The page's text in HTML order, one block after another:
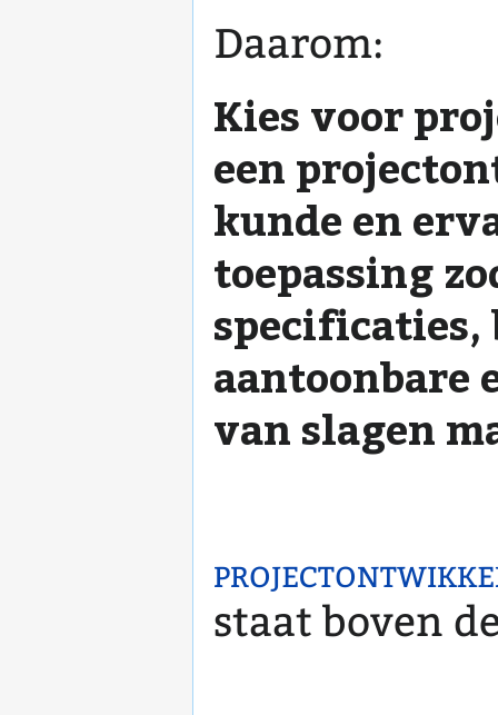
Daarom:
Kies voor
een
kunde en
toepassing
specificaties,
aantoonbare
van slagen
staat boven